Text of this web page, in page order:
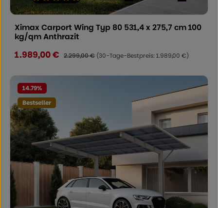
Durchschnittliche Bewertung von 5 von 5 Sternen
Ximax Carport Wing Typ 80 531,4 x 275,7 cm 100
kg/qm Anthrazit
Verkaufspreis:
1.989,00 € Regulärer Preis:
2.299,00 € (30-Tage-Bestpreis: 1.989,00 €)
14.79%
Bestseller